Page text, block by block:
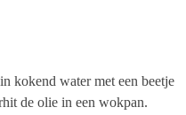
kokend water met een beetje
de olie in een wokpan.